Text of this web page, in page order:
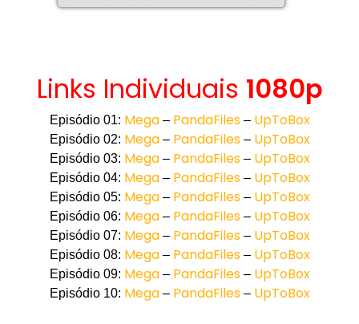
Links Individuais 1080p
Episódio 01: Mega– PandaFiles– UpToBox
Episódio 02: Mega– PandaFiles– UpToBox
Episódio 03: Mega– PandaFiles– UpToBox
Episódio 04: Mega – PandaFiles – UpToBox
Episódio 05: Mega– PandaFiles– UpToBox
Episódio 06: Mega– PandaFiles– UpToBox
Episódio 07: Mega– PandaFiles– UpToBox
Episódio 08: Mega– PandaFiles– UpToBox
Episódio 09: Mega– PandaFiles– UpToBox
Episódio 10: Mega– PandaFiles– UpToBox